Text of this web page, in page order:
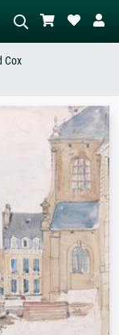
cena – ex: prado verde,
muito vermelho, pintura
nu em pé ao lado de
Cox